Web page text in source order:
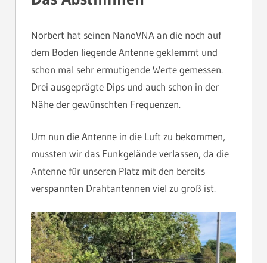
Norbert hat seinen NanoVNA an die noch auf
dem Boden liegende Antenne geklemmt und
schon mal sehr ermutigende Werte gemessen.
Drei ausgeprägte Dips und auch schon in der
Nähe der gewünschten Frequenzen.
Um nun die Antenne in die Luft zu bekommen,
mussten wir das Funkgelände verlassen, da die
Antenne für unseren Platz mit den bereits
verspannten Drahtantennen viel zu groß ist.